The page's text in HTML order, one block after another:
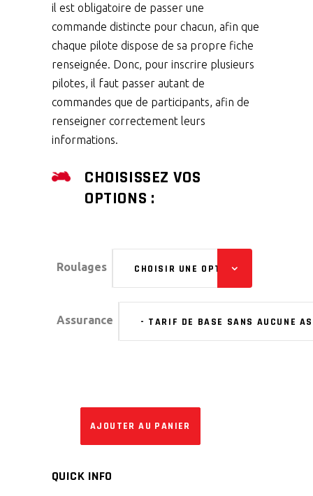
il est obligatoire de passer une
commande distincte pour chacun, afin que
chaque pilote dispose de sa propre fiche
renseignée. Donc, pour inscrire plusieurs
pilotes, il faut passer autant de
commandes que de participants, afin de
renseigner correctement leurs
informations.
CHOISISSEZ VOS
OPTIONS :
Roulages
Assurance - TARIF DE BASE SANS AUCUNE
AJOUTER AU PANIER
QUICK INFO